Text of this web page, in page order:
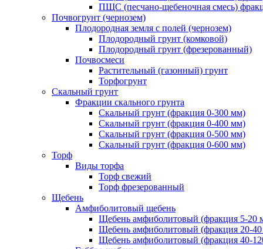
ПЩС (песчано-щебеночная смесь)
Почвогрунт (чернозем)
Плодородная земля с полей (чернозем)
Плодородный грунт (комковой)
Плодородный грунт (фрезерованный)
Почвосмеси
Растительный (газонный) грунт
Торфогрунт
Скальный грунт
Фракции скального грунта
Скальный грунт (фракция 0-300 мм)
Скальный грунт (фракция 0-400 мм)
Скальный грунт (фракция 0-500 мм)
Скальный грунт (фракция 0-600 мм)
Торф
Виды торфа
Торф свежий
Торф фрезерованный
Щебень
Амфиболитовый щебень
Щебень амфиболитовый (фракция 5-20
Щебень амфиболитовый (фракция 20-
Щебень амфиболитовый (фракция 40-